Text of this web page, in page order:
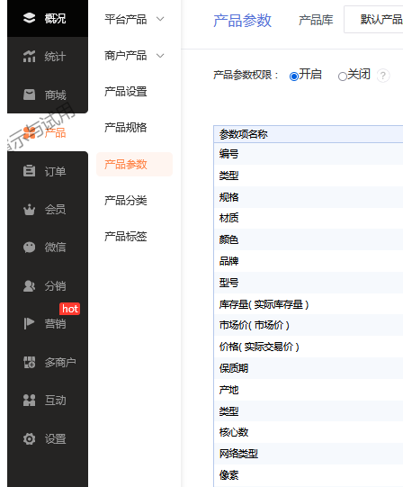
热门
直播商城
多商户入驻
三级分销
乡村团购
餐饮外卖
营销推广
公众号助手
拼团活动
获客营销
门店小程序
员工分销
多人拼团